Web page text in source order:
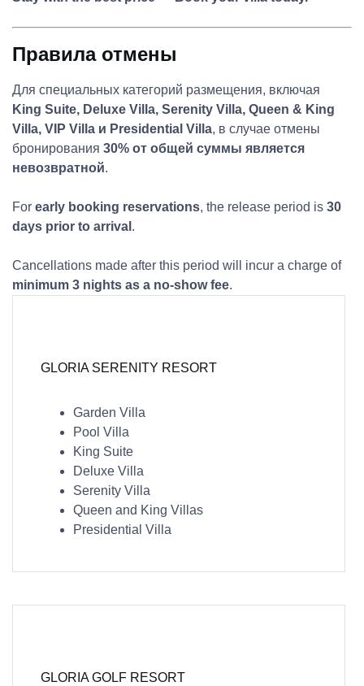
Правила отмены
Для специальных категорий размещения, включая
King Suite, Deluxe Villa, Serenity Villa, Queen & King
Villa, VIP Villa и Presidential Villa, в случае отмены
бронирования 30% от общей суммы является
невозвратной.
For early booking reservations, the release period is 30
days prior to arrival .
Cancellations made after this period will incur a charge of
minimum 3 nights as a no-show fee.
GLORIA SERENITY RESORT
Garden Villa
Pool Villa
King Suite
Deluxe Villa
Serenity Villa
Queen and King Villas
Presidential Villa
GLORIA GOLF RESORT